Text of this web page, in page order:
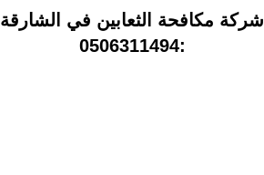
شركة مكافحة الثعابين في الشارقة
:0506311494